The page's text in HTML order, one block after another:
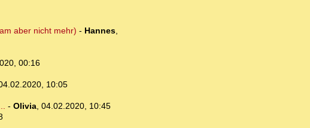
aber nicht mehr) - Hannes,
00:16
10:05
- Olivia, 04.02.2020, 10:45